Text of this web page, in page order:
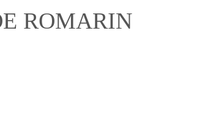
ROMARIN